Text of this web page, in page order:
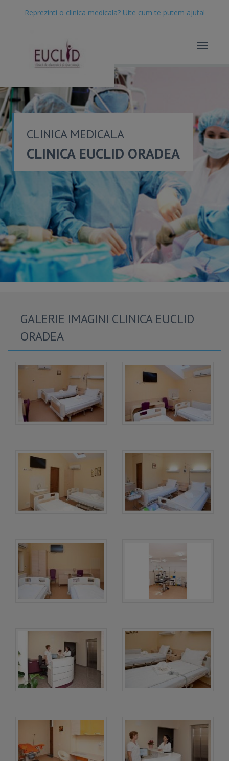
Reprezinti o clinica medicala? Uite cum te putem ajuta!
Toggle
CLINICA MEDICALA
CLINICA EUCLID ORADEA
GALERIE IMAGINI CLINICA EUCLID
ORADEA